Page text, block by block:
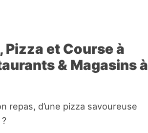
Pizza et Course à
& Magasins à
repas, d’une pizza savoureuse